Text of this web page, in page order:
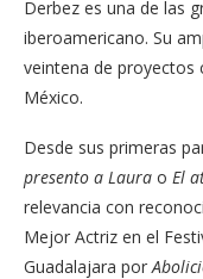
Derbez es una de las
iberoamericano. Su
veintena de proyectos
México.
Desde sus primeras
presento a Laura o El
relevancia con
Mejor Actriz en el
Guadalajara por